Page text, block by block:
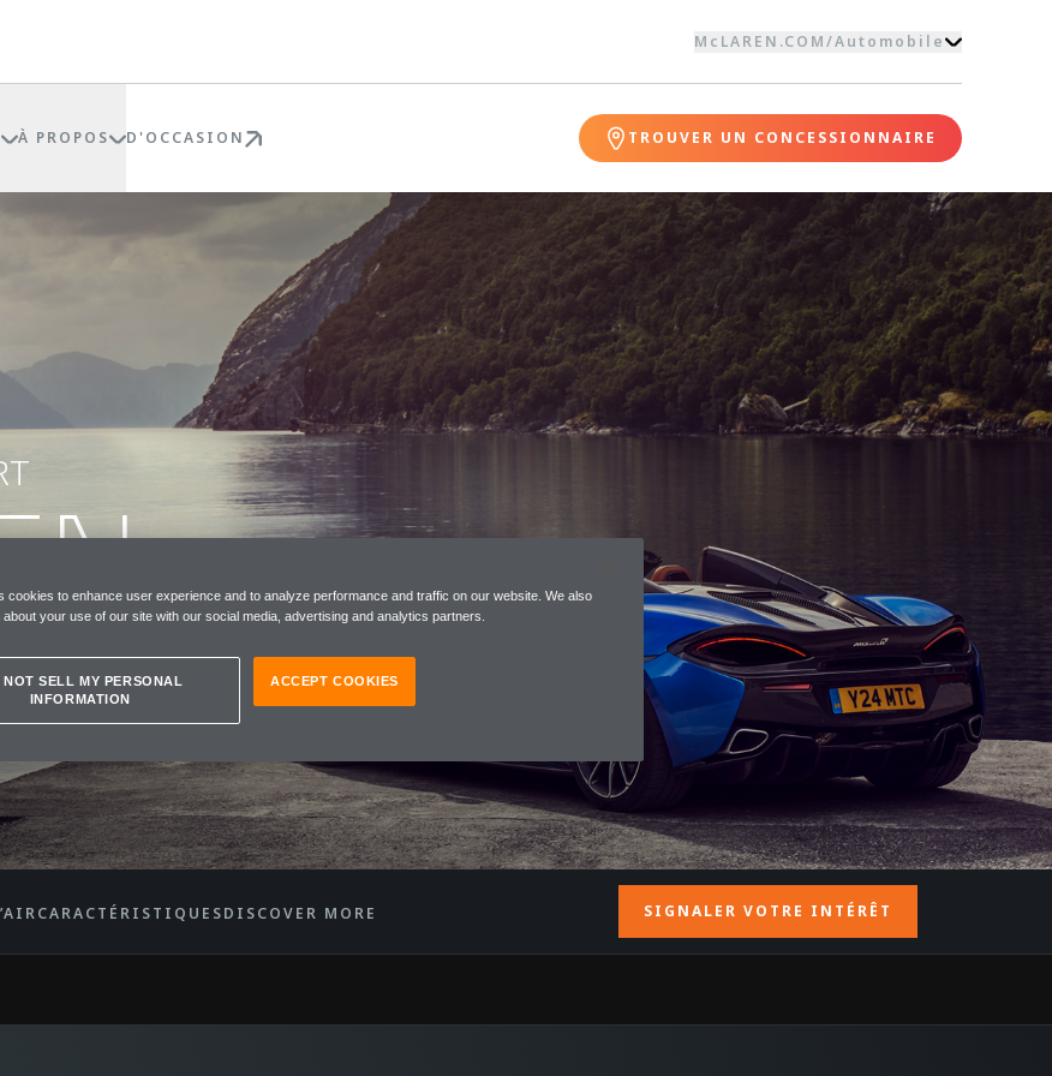
McLAREN.COM/Automobile
À PROPOS D'OCCASION TROUVER UN CONCESSIONNAIRE
CARACTÉRISTIQUESDISCOVER MORE SIGNALER VOTRE INTÉRÊT
cookies to enhance user experience and to analyze performance and traffic on our website. We also
your use of our site with our social media, advertising and analytics partners.
NOT SELL MY PERSONAL
INFORMATION
ACCEPT COOKIES